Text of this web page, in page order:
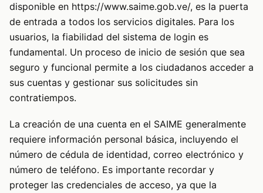
disponible en https://www.saime.gob.ve/, es la puerta
de entrada a todos los servicios digitales. Para los
usuarios, la fiabilidad del sistema de login es
fundamental. Un proceso de inicio de sesión que sea
seguro y funcional permite a los ciudadanos acceder a
sus cuentas y gestionar sus solicitudes sin
contratiempos.
La creación de una cuenta en el SAIME generalmente
requiere información personal básica, incluyendo el
número de cédula de identidad, correo electrónico y
número de teléfono. Es importante recordar y
proteger las credenciales de acceso, ya que la